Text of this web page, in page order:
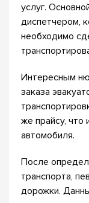
услуг.
диспетчером,
необходимо
Интересным
заказа
же прайсу, что
автомобиля.
После
транспорта,
дорожки.